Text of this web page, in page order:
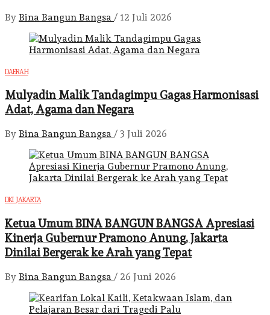
By Bina Bangun Bangsa / 12 Juli 2026
DAERAH
Mulyadin Malik Tandagimpu Gagas Harmonisasi
Adat, Agama dan Negara
By Bina Bangun Bangsa / 3 Juli 2026
DKI JAKARTA
Ketua Umum BINA BANGUN BANGSA Apresiasi
Kinerja Gubernur Pramono Anung, Jakarta
Dinilai Bergerak ke Arah yang Tepat
By Bina Bangun Bangsa / 26 Juni 2026